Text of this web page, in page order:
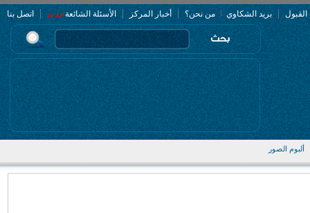
ألبوم الصور
القبول | بريد الشكاوي من نحن؟ | أخبار المركز | الأسئلة الشائعةجديد | اتصل بنا